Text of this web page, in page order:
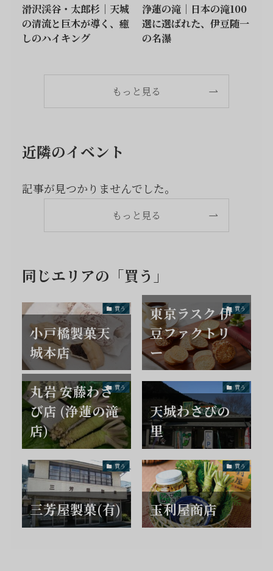
滑沢渓谷・太郎杉｜天城
の清流と巨木が導く、癒
しのハイキング
浄蓮の滝｜日本の滝100
選に選ばれた、伊豆随一
の名瀑
もっと見る
近隣のイベント
記事が見つかりませんでした。
もっと見る
同じエリアの「買う」
買う
小戸橋製菓天
城本店
買う
東京ラスク 伊
豆ファクトリ
ー
買う
丸岩 安藤わさ
び店 (浄蓮の滝
店)
買う
天城わさびの
里
買う
三芳屋製菓(有)
買う
玉利屋商店